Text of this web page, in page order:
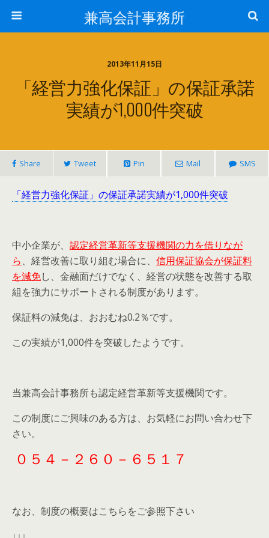
兼高会計事務所
2013年11月15日
「経営力強化保証」の保証承諾
実績が1,000件突破
Share Tweet Pin Mail SMS
「経営力強化保証」の保証承諾実績が1,000件突破
中小企業が、 認定経営革新等支援機関の力を借りなが
ら、経営改善に取り組む場合に、 信用保証協会が保証料
を減免し、金融面だけでなく、経営の状態を改善する取
組を強力にサポートされる制度があります。
保証料の減免は、おおむね0.2％です。
この実績が1,000件を突破したようです。
当兼高会計事務所も認定経営革新等支援機関です。
この制度にご興味のある方は、お気軽にお問い合わせ下
さい。
０５４－２６０－６５１７
なお、制度の概要はこちらをご参照下さい